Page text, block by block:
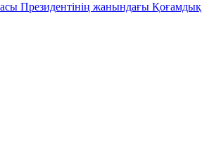
Президентінің жанындағы